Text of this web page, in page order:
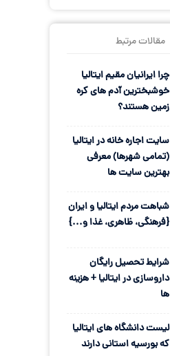
مقالات مرتبط
چرا ایرانیان مقیم ایتالیا
خوشبخترین آدم های کره
زمین هستند؟
سایت اجاره خانه در ایتالیا
(تمامی شهرها) معرفی
بهترین سایت ها
شباهت مردم ایتالیا و ایران
{فرهنگی، ظاهری، غذا و...}
شرایط تحصیل رایگان
داروسازی در ایتالیا + هزینه
ها
لیست دانشگاه های ایتالیا
که بورسیه استانی دارند